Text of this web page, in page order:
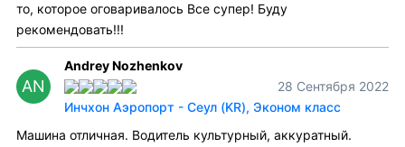
то, которое оговаривалось Все супер! Буду
рекомендовать!!!
AN
Andrey Nozhenkov
28 Сентября 2022
Инчхон Аэропорт - Сеул (KR), Эконом класс
Машина отличная. Водитель культурный, аккуратный.